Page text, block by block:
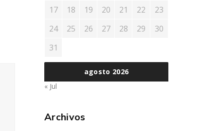
agosto 2026
17
18 19 20 21 22
23
24
25 26 27 28 29
30
31
« Jul
Archivos